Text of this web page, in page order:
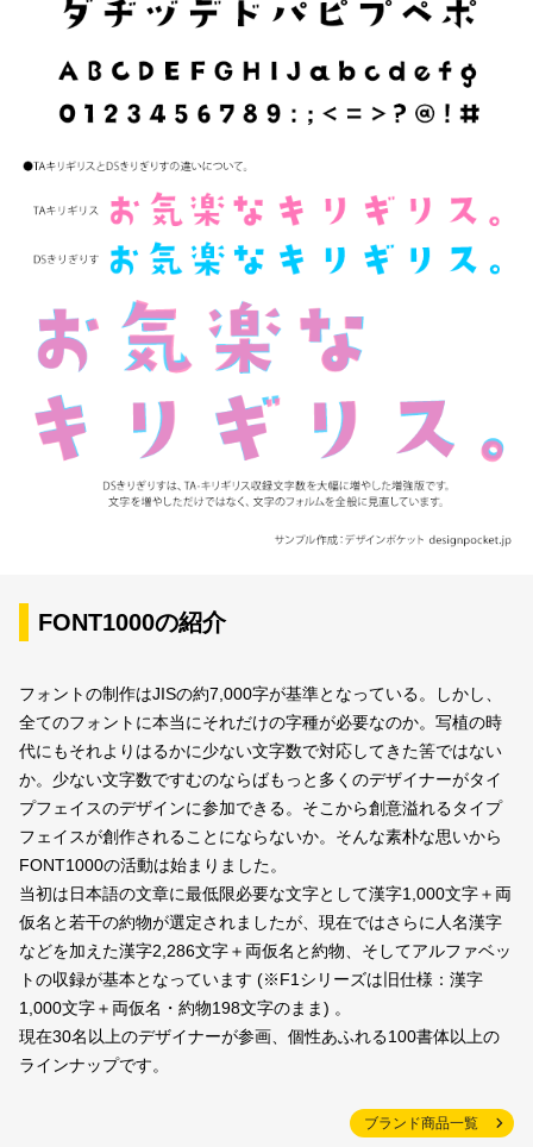
FONT1000の紹介
フォントの制作はJISの約7,000字が基準となっている。しかし、
全てのフォントに本当にそれだけの字種が必要なのか。写植の時
代にもそれよりはるかに少ない文字数で対応してきた筈ではない
か。少ない文字数ですむのならばもっと多くのデザイナーがタイ
プフェイスのデザインに参加できる。そこから創意溢れるタイプ
フェイスが創作されることにならないか。そんな素朴な思いから
FONT1000の活動は始まりました。
当初は日本語の文章に最低限必要な文字として漢字1,000文字＋両
仮名と若干の約物が選定されましたが、現在ではさらに人名漢字
などを加えた漢字2,286文字＋両仮名と約物、そしてアルファベッ
トの収録が基本となっています (※F1シリーズは旧仕様：漢字
1,000文字＋両仮名・約物198文字のまま) 。
現在30名以上のデザイナーが参画、個性あふれる100書体以上の
ラインナップです。
ブランド商品一覧